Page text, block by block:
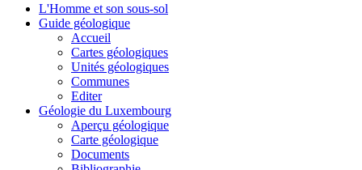
L'Homme et son sous-sol
Guide géologique
Accueil
Cartes géologiques
Unités géologiques
Communes
Editer
Géologie du Luxembourg
Aperçu géologique
Carte géologique
Documents